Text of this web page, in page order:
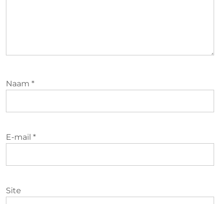
Naam *
E-mail *
Site